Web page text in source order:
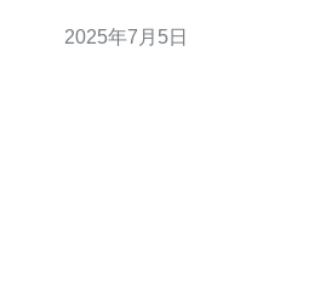
服务器价格信息，帮助您选择
2025年7月5日